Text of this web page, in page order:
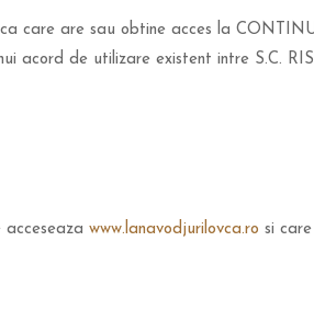
care are sau obtine acces la
acord de utilizare existent intre S.C.
www.lanavodjurilovca.ro si